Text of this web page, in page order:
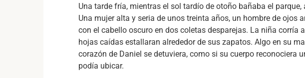
Una tarde fría, mientras el sol tardío de otoño bañaba el
Una mujer alta y seria de unos treinta años, un hombre de ojos
con el cabello oscuro en dos coletas desparejas. La niña corría
hojas caídas estallaran alrededor de sus zapatos. Algo en su
corazón de Daniel se detuviera, como si su cuerpo reconociera
podía ubicar.